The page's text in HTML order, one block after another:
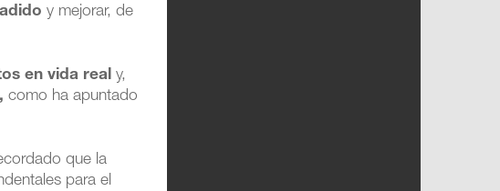
y mejorar, de
en vida real y,
como ha apuntado
que la
para el